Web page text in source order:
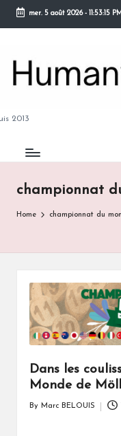
Skip
content
mer. 5 août 2026- 11:53:16 PM
2013
championnat
Home championnat du
Dans les
Monde de
By Marc BELOUIS